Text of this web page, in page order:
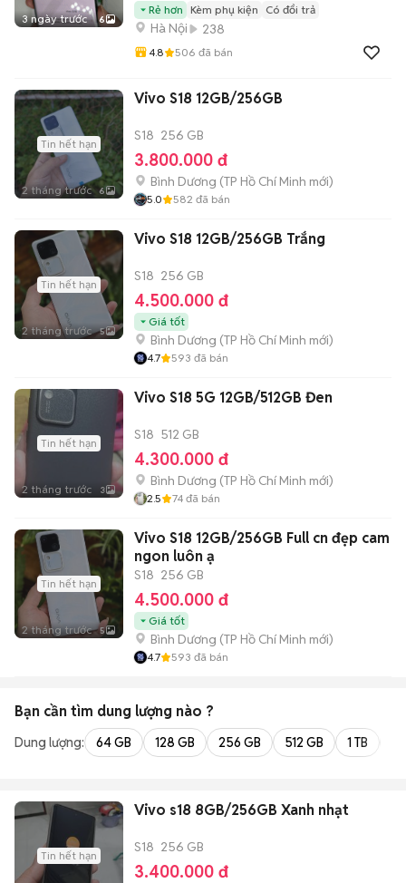
3 ngày trước 6
Rẻ hơn Kèm phụ kiện Có đổi trả
Hà Nội 238
4.8 506 đã bán
Tin hết hạn
2 tháng trước 6
Vivo S18 12GB/256GB
S18 256 GB
3.800.000 đ
Bình Dương (TP Hồ Chí Minh mới)
5.0 582 đã bán
Tin hết hạn
2 tháng trước 5
Vivo S18 12GB/256GB Trắng
S18 256 GB
4.500.000 đ
Giá tốt
Bình Dương (TP Hồ Chí Minh mới)
4.7 593 đã bán
Tin hết hạn
2 tháng trước 3
Vivo S18 5G 12GB/512GB Đen
S18 512 GB
4.300.000 đ
Bình Dương (TP Hồ Chí Minh mới)
2.5 74 đã bán
Tin hết hạn
2 tháng trước 5
Vivo S18 12GB/256GB Full cn đẹp cam
ngon luôn ạ
S18 256 GB
4.500.000 đ
Giá tốt
Bình Dương (TP Hồ Chí Minh mới)
4.7 593 đã bán
Bạn cần tìm dung lượng nào ?
Dung lượng: 64 GB 128 GB 256 GB 512 GB 1 TB
Tin hết hạn
Vivo s18 8GB/256GB Xanh nhạt
S18 256 GB
3.400.000 đ